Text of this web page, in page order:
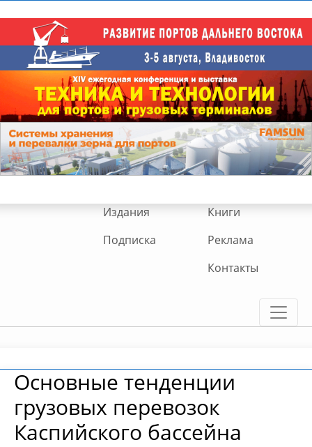
Издания
Книги
Подписка
Реклама
Контакты
Основные тенденции
грузовых перевозок
Каспийского бассейна